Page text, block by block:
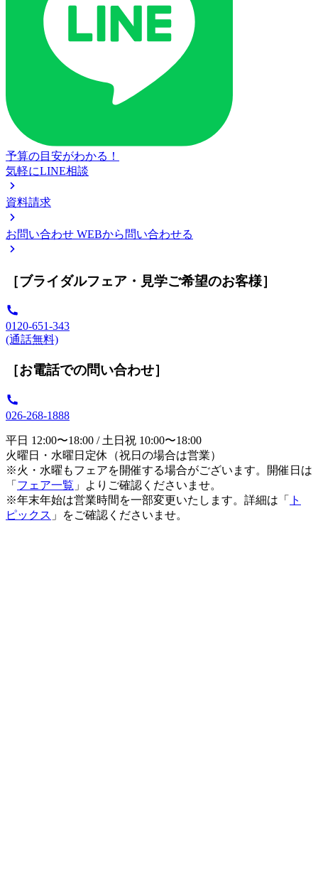
予算の目安がわかる！
気軽にLINE相談
資料請求
お問い合わせ WEBから問い合わせる
［ブライダルフェア・見学ご希望のお客様］
0120-651-343
(通話無料)
［お電話での問い合わせ］
026-268-1888
平日 12:00〜18:00 / 土日祝 10:00〜18:00
火曜日・水曜日定休（祝日の場合は営業）
※火・水曜もフェアを開催する場合がございます。開催日は
「 フェア一覧 」よりご確認くださいませ。
※年末年始は営業時間を一部変更いたします。詳細は「
ト
ピックス 」をご確認くださいませ。